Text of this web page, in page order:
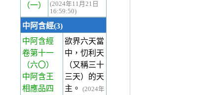
（一）
(2024年11月21日
16:59:50)
中阿含經(3)
中阿含經
卷第十一
（六〇）
中阿含王
相應品四
欲界六天當
中，忉利天
（又稱三十
三天）的天
主。
(2024年